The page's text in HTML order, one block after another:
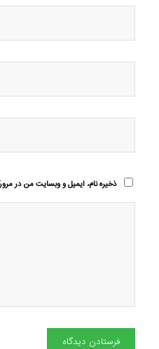
ذخیره نام، ایمیل و وبسایت من در